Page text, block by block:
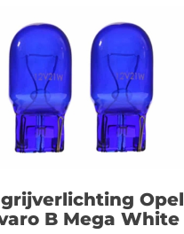
Opel
B Mega White